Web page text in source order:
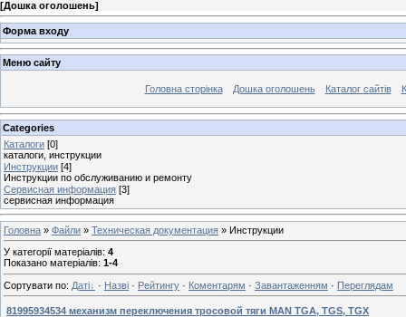
[Дошка оголошень]
Форма входу
Меню сайту
Головна сторінка Дошка оголошень Каталог сайтів
Categories
Каталоги [0]
каталоги, инструкции
Инструкции [4]
Инструкции по обслуживанию и ремонту
Сервисная информация [3]
сервисная информация
Головна » Файли » Техническая документация » Инструкции
У категорії матеріалів: 4
Показано матеріалів: 1-4
Сортувати по: Даті · Назві · Рейтингу · Коментарям · Завантаженням · Переглядам
81995934534 механизм переключения тросовой тяги MAN TGA, TGS, TGX